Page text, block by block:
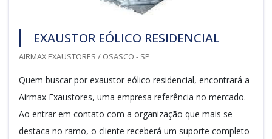
EXAUSTOR EÓLICO RESIDENCIAL
AIRMAX EXAUSTORES / OSASCO - SP
Quem buscar por exaustor eólico residencial, encontrará a
Airmax Exaustores, uma empresa referência no mercado.
Ao entrar em contato com a organização que mais se
destaca no ramo, o cliente receberá um suporte completo